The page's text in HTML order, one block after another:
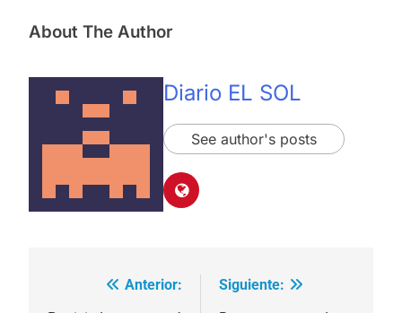
About The Author
Diario EL SOL
See author's posts
Navegación
Anterior:
Siguiente: